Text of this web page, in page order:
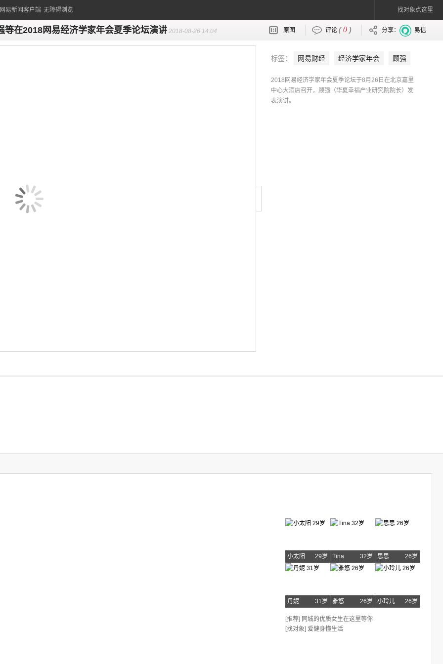
易新闻客户端 无障碍浏览 找对象点这里
等在2018网易经济学家年会夏季论坛演讲 2018-08-26 14:04 原图 评论 (0 ) 分享： 易信
标签： 网易财经 经济学家年会 顾强
2018网易经济学家年会夏季论坛于8月26日在北京嘉里
中心大酒店召开，顾强（华夏幸福产业研究院院长）发
表演讲。
小太阳 29岁 Tina 32岁 思思 26岁
丹妮 31岁 雅悠 26岁 小玲儿 26岁
[推荐] 同城的优质女生在这里等你
[找对象] 爱健身懂生活